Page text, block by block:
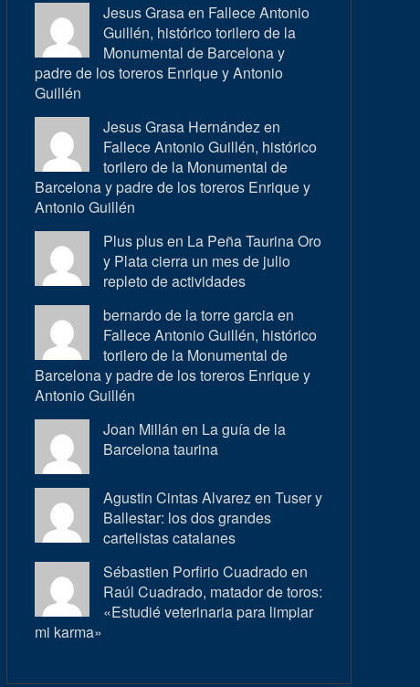
Jesus Grasa en Fallece Antonio
Guillén, histórico torilero de la
Monumental de Barcelona y
padre de los toreros Enrique y Antonio
Guillén
Jesus Grasa Hernández en
Fallece Antonio Guillén, histórico
torilero de la Monumental de
Barcelona y padre de los toreros Enrique y
Antonio Guillén
Plus plus en La Peña Taurina Oro
y Plata cierra un mes de julio
repleto de actividades
bernardo de la torre garcia en
Fallece Antonio Guillén, histórico
torilero de la Monumental de
Barcelona y padre de los toreros Enrique y
Antonio Guillén
Joan Millán en La guía de la
Barcelona taurina
Agustin Cintas Alvarez enTuser y
Ballestar: los dos grandes
cartelistas catalanes
Sébastien Porfirio Cuadrado en
Raúl Cuadrado, matador de toros:
«Estudié veterinaria para limpiar
mi karma»